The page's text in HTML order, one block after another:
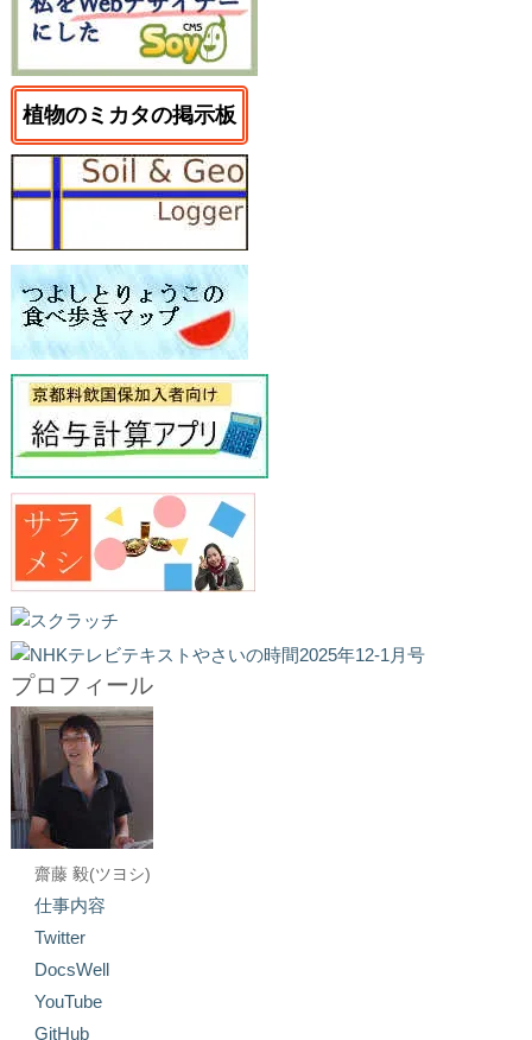
植物のミカタの掲示板
プロフィール
齋藤 毅(ツヨシ)
仕事内容
Twitter
DocsWell
YouTube
GitHub